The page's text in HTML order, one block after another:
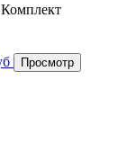
Комплект
Просмотр